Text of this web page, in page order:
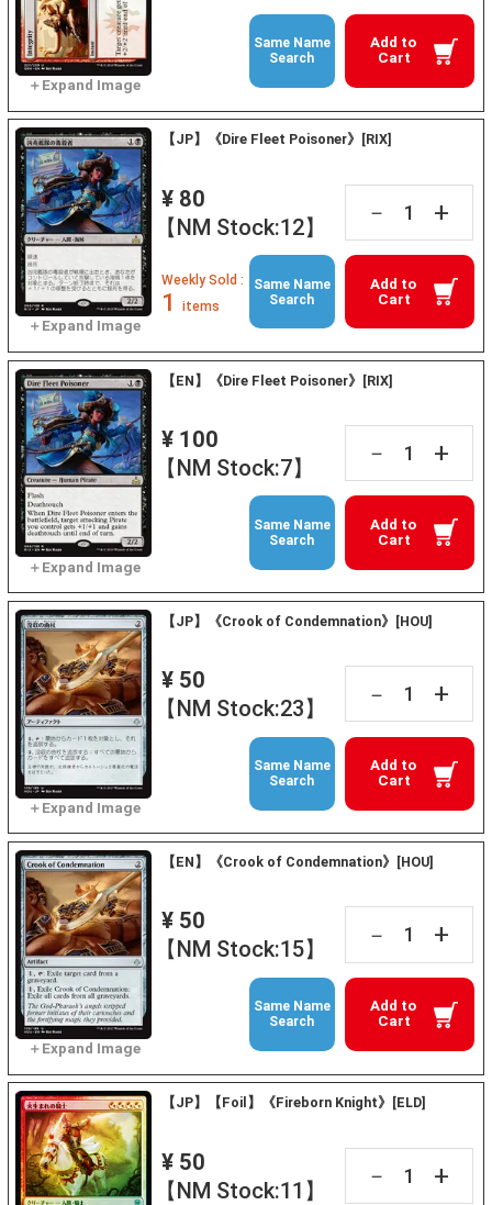
Add to
Cart
Same Name
Search
【JP】《Dire Fleet Poisoner》[RIX]
¥ 80
【NM Stock:12】
－ +
Add to
Cart
Weekly Sold :
1 items
Same Name
Search
【EN】《Dire Fleet Poisoner》[RIX]
¥ 100
【NM Stock:7】
－ +
Add to
Cart
Same Name
Search
【JP】《Crook of Condemnation》[HOU]
¥ 50
【NM Stock:23】
－ +
Add to
Cart
Same Name
Search
【EN】《Crook of Condemnation》[HOU]
¥ 50
【NM Stock:15】
－ +
Add to
Cart
Same Name
Search
【JP】【Foil】《Fireborn Knight》[ELD]
¥ 50
【NM Stock:11】
－ +